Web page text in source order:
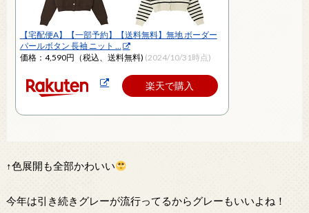
【宅配便A】【一部予約】【送料無料】無地 ボーダー
パールボタン 長袖 ニット …
価格：4,590円（税込、送料無料) (2024/10/31時点)
楽天で購入
↑色展開も全部かわいい
今年は引き続きグレーが流行ってるからグレーもいいよね！